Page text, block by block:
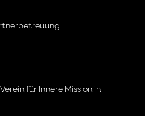
für Innere Mission in